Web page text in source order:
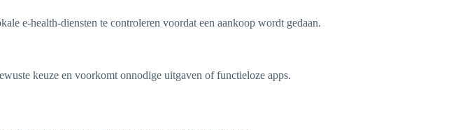
e-health-diensten te controleren voordat een aankoop wordt gedaan.
keuze en voorkomt onnodige uitgaven of functieloze apps.